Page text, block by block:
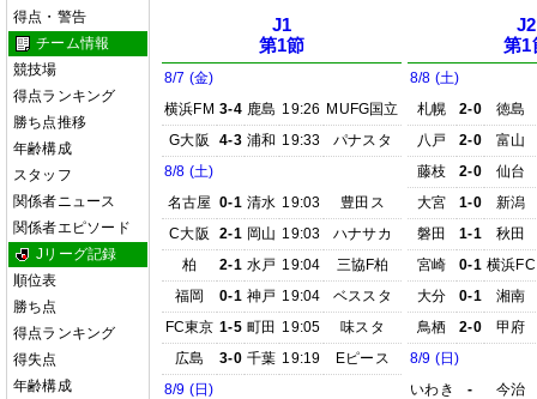
得点・警告
チーム情報
競技場
得点ランキング
勝ち点推移
年齢構成
スタッフ
関係者ニュース
関係者エピソード
Jリーグ記録
順位表
勝ち点
得点ランキング
得失点
年齢構成
J1
第1節
8/7 (金)
横浜FM 3-4 鹿島 19:26 MUFG国立
G大阪
4-3 浦和 19:33
パナスタ
8/8 (土)
名古屋 0-1 清水 19:03
豊田ス
C大阪
2-1 岡山 19:03
ハナサカ
柏
2-1 水戸 19:04
三協F柏
福岡
0-1 神戸 19:04
ベススタ
FC東京 1-5 町田 19:05
味スタ
広島
3-0 千葉 19:19
Eピース
8/9 (日)
J2
第1
8/8 (土)
札幌
2-0
徳島
八戸
2-0
富山
藤枝
2-0
仙台
大宮
1-0
新潟
磐田
1-1
秋田
宮崎
0-1 横浜FC
大分
0-1
湘南
鳥栖
2-0
甲府
8/9 (日)
いわき
-
今治